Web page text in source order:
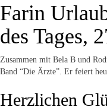
Farin
des Tages,
Zusammen mit Bela B und
Band “Die Ärzte”. Er feiert
Herzlichen